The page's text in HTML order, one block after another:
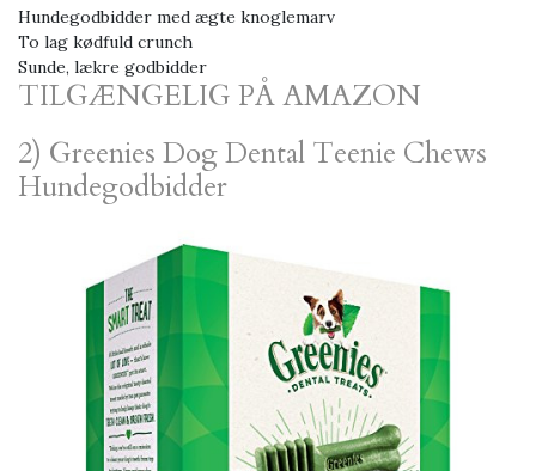
Hundegodbidder med ægte knoglemarv
To lag kødfuld crunch
Sunde, lækre godbidder
TILGÆNGELIG PÅ AMAZON
2) Greenies Dog Dental Teenie Chews
Hundegodbidder